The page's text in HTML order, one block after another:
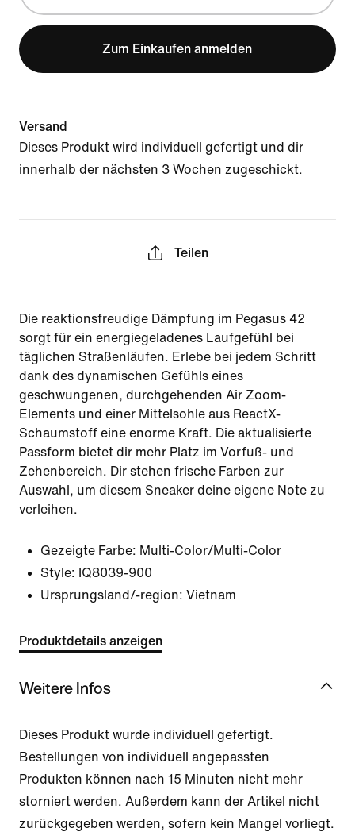
Zum Einkaufen anmelden
Versand
Dieses Produkt wird individuell gefertigt und dir
innerhalb der nächsten 3 Wochen zugeschickt.
Teilen
Die reaktionsfreudige Dämpfung im Pegasus 42
sorgt für ein energiegeladenes Laufgefühl bei
täglichen Straßenläufen. Erlebe bei jedem Schritt
dank des dynamischen Gefühls eines
geschwungenen, durchgehenden Air Zoom-
Elements und einer Mittelsohle aus ReactX-
Schaumstoff eine enorme Kraft. Die aktualisierte
Passform bietet dir mehr Platz im Vorfuß- und
Zehenbereich. Dir stehen frische Farben zur
Auswahl, um diesem Sneaker deine eigene Note zu
verleihen.
Gezeigte Farbe: Multi-Color/Multi-Color
Style: IQ8039-900
Ursprungsland/-region: Vietnam
Produktdetails anzeigen
Weitere Infos
Dieses Produkt wurde individuell gefertigt.
Bestellungen von individuell angepassten
Produkten können nach 15 Minuten nicht mehr
storniert werden. Außerdem kann der Artikel nicht
zurückgegeben werden, sofern kein Mangel vorliegt.